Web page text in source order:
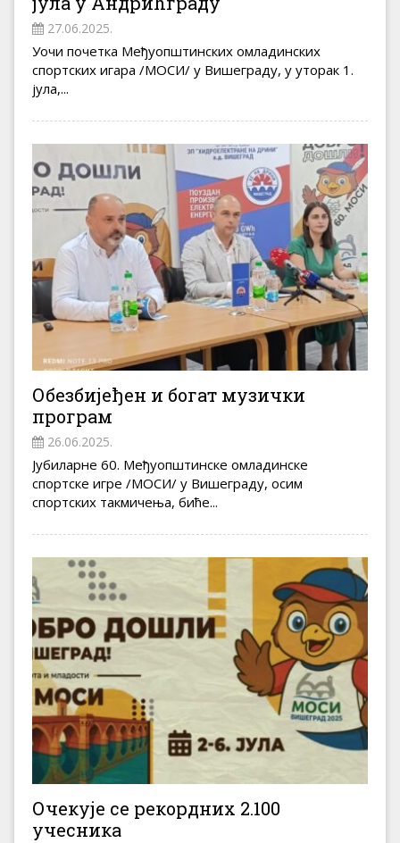
27.06.2025.
Уочи почетка Међуопштинских омладинских
спортских игара /МОСИ/ у Вишеграду, у уторак 1.
јула,...
Обезбијеђен и богат музички
програм
26.06.2025.
Јубиларне 60. Међуопштинске омладинске
спортске игре /МОСИ/ у Вишеграду, осим
спортских такмичења, биће...
Очекује се рекордних 2.100
учесника